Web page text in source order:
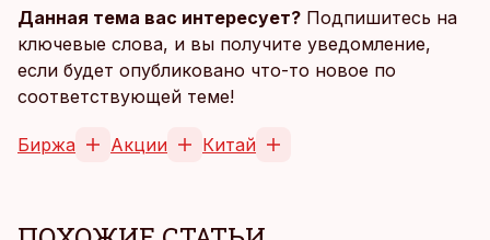
Данная тема вас интересует? Подпишитесь на
ключевые слова, и вы получите уведомление,
если будет опубликовано что-то новое по
соответствующей теме!
Биржа Акции Китай